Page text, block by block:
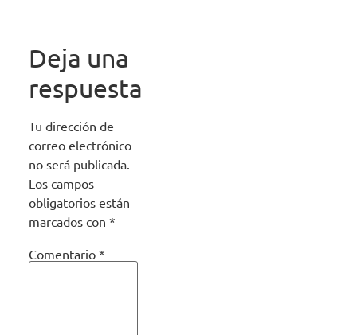
Deja una
respuesta
Tu dirección de
correo electrónico
no será publicada.
Los campos
obligatorios están
marcados con *
Comentario *